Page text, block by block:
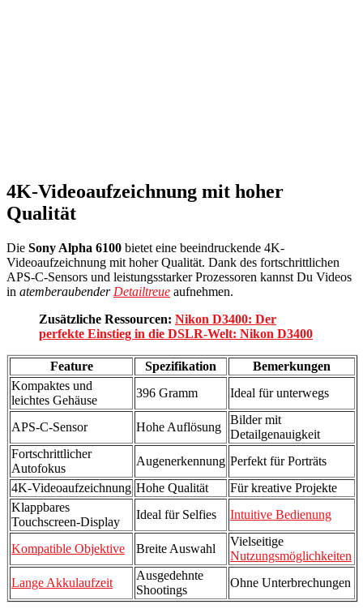
4K-Videoaufzeichnung mit hoher
Qualität
Die Sony Alpha 6100 bietet eine beeindruckende 4K-
Videoaufzeichnung mit hoher Qualität. Dank des fortschrittlichen
APS-C-Sensors und leistungsstarker Prozessoren kannst Du Videos
in atemberaubender Detailtreue aufnehmen.
Zusätzliche Ressourcen: Nikon D3400: Der
perfekte Einstieg in die DSLR-Welt: Nikon D3400
Feature Spezifikation
Bemerkungen
Kompaktes und
leichtes Gehäuse
396 Gramm Ideal für unterwegs
APS-C-Sensor Hohe Auflösung
Bilder mit
Detailgenauigkeit
Fortschrittlicher
Autofokus
Augenerkennung Perfekt für Porträts
4K-Videoaufzeichnung Hohe Qualität
Für kreative Projekte
Klappbares
Touchscreen-Display
Ideal für Selfies Intuitive Bedienung
Kompatible Objektive Breite Auswahl
Vielseitige
Nutzungsmöglichkeiten
Lange Akkulaufzeit
Ausgedehnte
Shootings
Ohne Unterbrechungen